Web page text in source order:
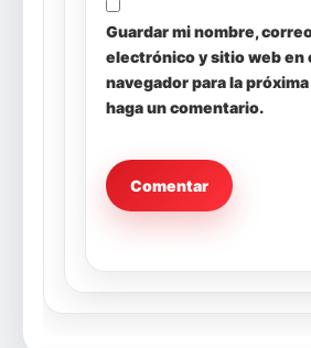
Guardar mi nombre,
electrónico y sitio web en
navegador para la
haga un comentario.